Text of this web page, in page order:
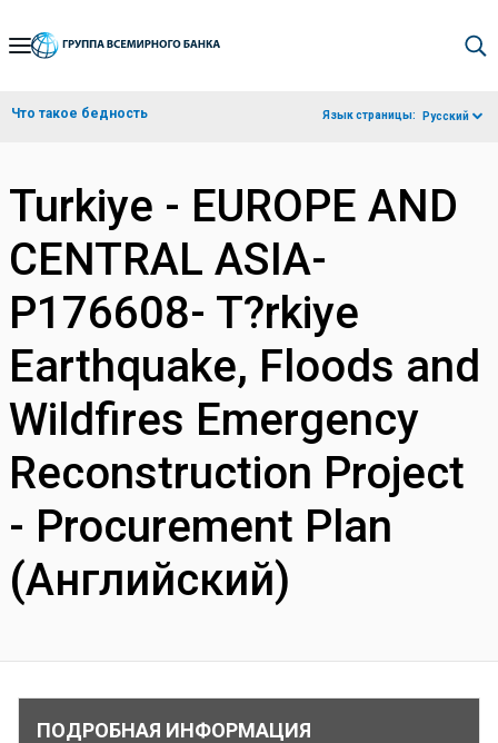
Skip
Navigation
Что такое бедность Язык страницы: Русский
Turkiye - EUROPE AND
CENTRAL ASIA-
P176608- T?rkiye
Earthquake, Floods and
Wildfires Emergency
Reconstruction Project
- Procurement Plan
(Английский)
ПОДРОБНАЯ ИНФОРМАЦИЯ